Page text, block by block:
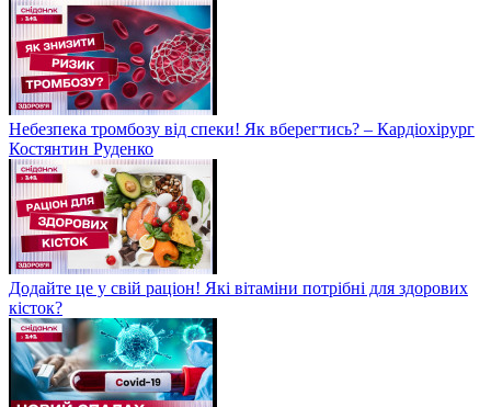
Небезпека тромбозу від спеки! Як вберегтись? – Кардіохірург
Костянтин Руденко
Додайте це у свій раціон! Які вітаміни потрібні для здорових
кісток?